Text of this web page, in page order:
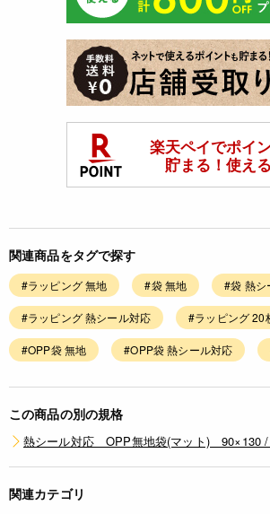
関連商品をタグで探す
#ラッピング 無地 #袋 無地 #袋 熱シ
#ラッピング 熱シール対応 #ラッピング 20
#OPP袋 無地 #OPP袋 熱シール対応
この商品の別の規格
熱シール対応 OPP無地袋(マット) 90×130 /
関連カテゴリ